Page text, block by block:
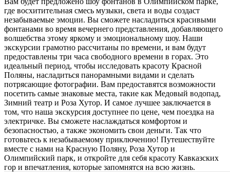
где восхитительная смесь музыки, света и воды создаст
незабываемые эмоции. Вы сможете насладиться красивыми
фонтанами во время вечернего представления, добавляющего
волшебства этому яркому и эмоциональному шоу. Наши
экскурсии грамотно рассчитаны по времени, и вам будут
предоставлены три часа свободного времени в горах. Это
идеальный период, чтобы исследовать красоту Красной
Поляны, насладиться панорамными видами и сделать
потрясающие фотографии. Вам предоставятся возможности
посетить самые знаковые места, такие как Медовый водопад,
Зимний театр и Роза Хутор. И самое лучшее заключается в
том, что наша экскурсия доступнее по цене, чем поездка на
электричке. Вы сможете наслаждаться комфортом и
безопасностью, а также экономить свои деньги. Так что
готовьтесь к незабываемому приключению! Путешествуйте
вместе с нами на Красную Поляну, Роза Хутор и
Олимпийский парк, и откройте для себя красоту Кавказских
гор и впечатления, которые запомнятся на всю жизнь.